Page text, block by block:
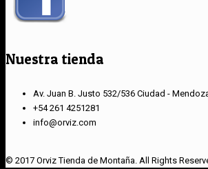
Nuestra tienda
Av. Juan B. Justo 532/536 Ciudad -
+54 261 4251281
info@orviz.com
© 2017 Orviz Tienda de Montaña. All Rights